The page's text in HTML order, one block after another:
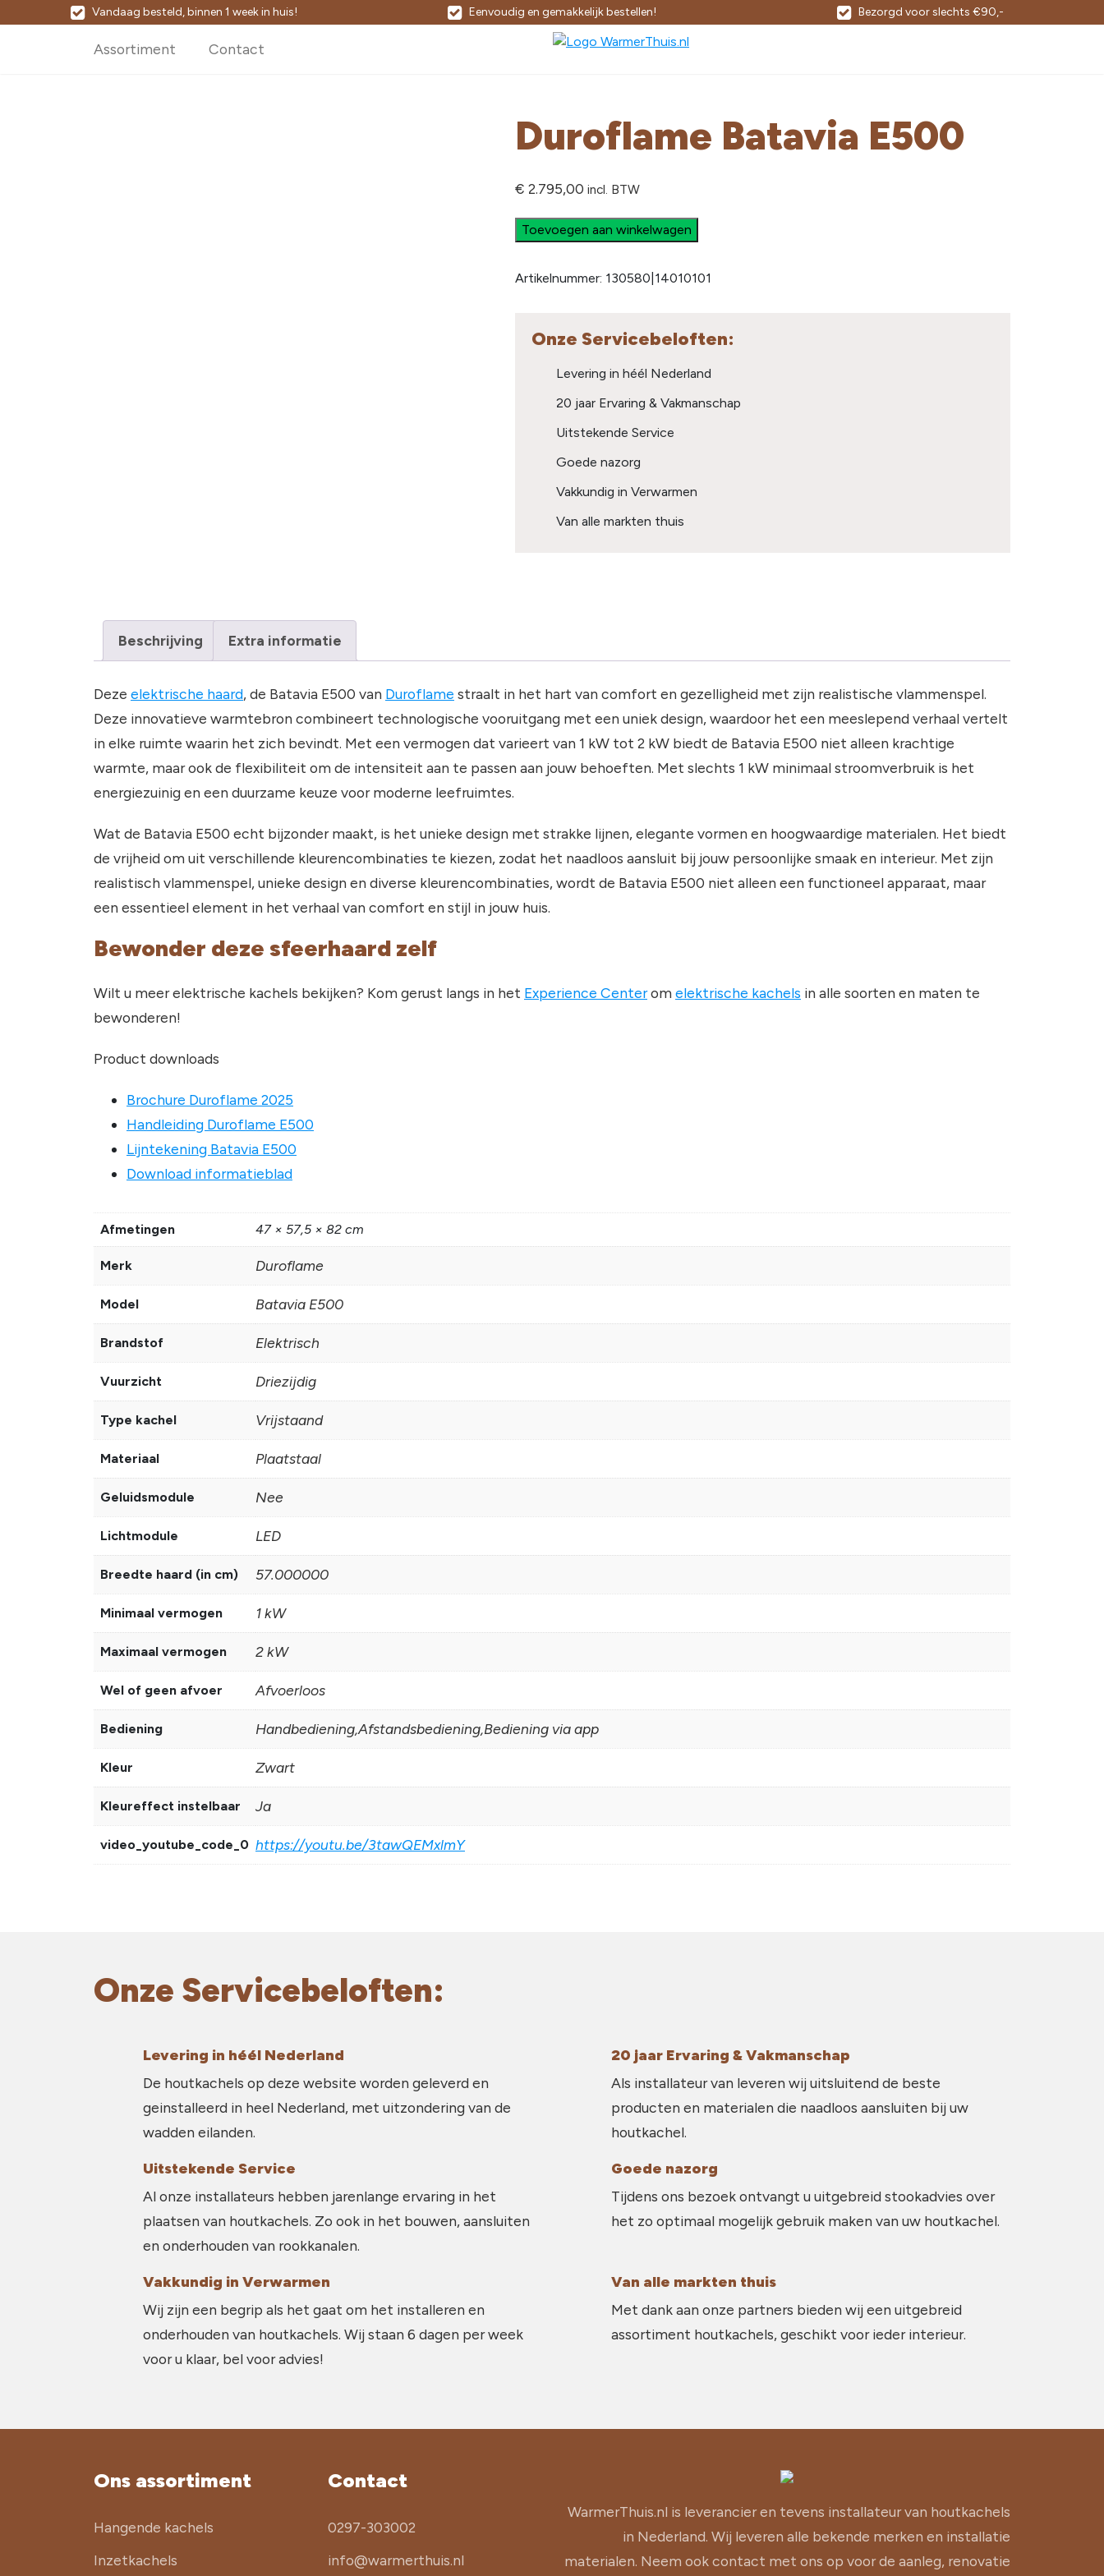
Vandaag besteld, binnen 1 week in huis! Eenvoudig en gemakkelijk bestellen! Bezorgd voor slechts €90,-
Assortiment Contact
Duroflame Batavia E500
€ 2.795,00 incl. BTW
Toevoegen aan winkelwagen
Artikelnummer: 130580|14010101
Onze Servicebeloften:
Levering in héél Nederland
20 jaar Ervaring & Vakmanschap
Uitstekende Service
Goede nazorg
Vakkundig in Verwarmen
Van alle markten thuis
Beschrijving Extra informatie
Deze elektrische haard, de Batavia E500 van Duroflame straalt in het hart van comfort en gezelligheid met zijn realistische vlammenspel.
Deze innovatieve warmtebron combineert technologische vooruitgang met een uniek design, waardoor het een meeslepend verhaal vertelt
in elke ruimte waarin het zich bevindt. Met een vermogen dat varieert van 1 kW tot 2 kW biedt de Batavia E500 niet alleen krachtige
warmte, maar ook de flexibiliteit om de intensiteit aan te passen aan jouw behoeften. Met slechts 1 kW minimaal stroomverbruik is het
energiezuinig en een duurzame keuze voor moderne leefruimtes.
Wat de Batavia E500 echt bijzonder maakt, is het unieke design met strakke lijnen, elegante vormen en hoogwaardige materialen. Het biedt
de vrijheid om uit verschillende kleurencombinaties te kiezen, zodat het naadloos aansluit bij jouw persoonlijke smaak en interieur. Met zijn
realistisch vlammenspel, unieke design en diverse kleurencombinaties, wordt de Batavia E500 niet alleen een functioneel apparaat, maar
een essentieel element in het verhaal van comfort en stijl in jouw huis.
Bewonder deze sfeerhaard zelf
Wilt u meer elektrische kachels bekijken? Kom gerust langs in het Experience Centerom elektrische kachels in alle soorten en maten te
bewonderen!
Product downloads
Brochure Duroflame 2025
Handleiding Duroflame E500
Lijntekening Batavia E500
Download informatieblad
Afmetingen 47 × 57,5 × 82 cm
Merk Duroflame
Model Batavia E500
Brandstof Elektrisch
Vuurzicht Driezijdig
Type kachel Vrijstaand
Materiaal Plaatstaal
Geluidsmodule Nee
Lichtmodule LED
Breedte haard (in cm) 57.000000
Minimaal vermogen 1 kW
Maximaal vermogen 2 kW
Wel of geen afvoer Afvoerloos
Bediening Handbediening,Afstandsbediening,Bediening via app
Kleur Zwart
Kleureffect instelbaar Ja
video_youtube_code_0 https://youtu.be/3tawQEMxlmY
Onze Servicebeloften:
Levering in héél Nederland
De houtkachels op deze website worden geleverd en
geinstalleerd in heel Nederland, met uitzondering van de
wadden eilanden.
20 jaar Ervaring & Vakmanschap
Als installateur van leveren wij uitsluitend de beste
producten en materialen die naadloos aansluiten bij uw
houtkachel.
Uitstekende Service
Al onze installateurs hebben jarenlange ervaring in het
plaatsen van houtkachels. Zo ook in het bouwen, aansluiten
en onderhouden van rookkanalen.
Goede nazorg
Tijdens ons bezoek ontvangt u uitgebreid stookadvies over
het zo optimaal mogelijk gebruik maken van uw houtkachel.
Vakkundig in Verwarmen
Wij zijn een begrip als het gaat om het installeren en
onderhouden van houtkachels. Wij staan 6 dagen per week
voor u klaar, bel voor advies!
Van alle markten thuis
Met dank aan onze partners bieden wij een uitgebreid
assortiment houtkachels, geschikt voor ieder interieur.
Ons assortiment
Hangende kachels
Inzetkachels
Contact
0297-303002
info@warmerthuis.nl
WarmerThuis.nl is leverancier en tevens installateur van houtkachels
in Nederland. Wij leveren alle bekende merken en installatie
materialen. Neem ook contact met ons op voor de aanleg, renovatie